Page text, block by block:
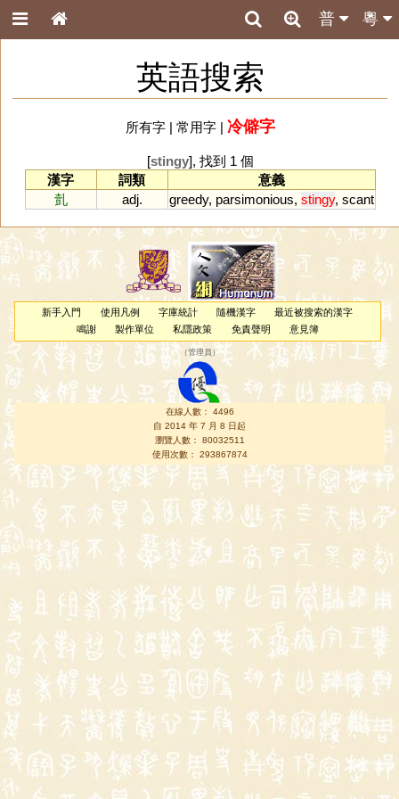
粵
普
英語搜索
所有字| 常用字| 冷僻字
[stingy], 找到 1 個
漢字
詞類
意義
亄
adj. greedy, parsimonious, stingy, scant
新手入門 使用凡例 字庫統計 隨機漢字
最近被搜索的漢字
鳴謝
製作單位 私隱政策 免責聲明 意見簿
（管理員 ）
在線人數： 4496
自 2014 年 7 月 8 日起
瀏覽人數： 80032511
使用次數： 293867874